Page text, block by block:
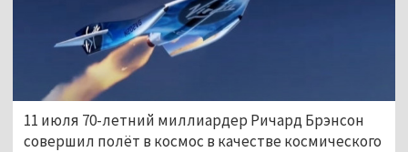
11 июля 70-летний миллиардер Ричард Брэнсон
совершил полёт в космос в качестве космического